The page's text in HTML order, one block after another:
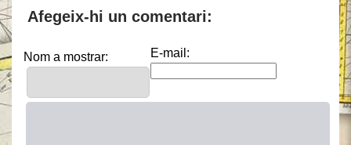
Afegeix-hi un comentari:
Nom a mostrar: E-mail: